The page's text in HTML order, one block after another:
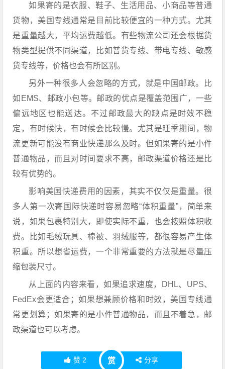
如果寄的是衣服、鞋子、生活用品、小商品等普通
货物，美国专线通常是目前比较便宜的一种方式。尤其
是重量越大，平均运费越低。有些物流公司还会根据货
物类型提供不同渠道，比如普货专线、带电专线、敏感
货专线等，价格也会有所区别。
另外一种很多人会忽略的方式，就是中国邮政。比
如EMS、邮政小包等。邮政的优点是覆盖范围广，一些
偏远地区也能送达。不过邮政最大的缺点是时效不稳
定，有时候快，有时候会比较慢。尤其是旺季期间，物
流更新可能没有商业快递那么及时。但如果寄的是小件
普通物品，而且对时间要求不高，邮政渠道价格还是比
较有优势的。
影响美国快递费用的因素，其实不仅仅是重量。很
多人第一次寄国际快递时容易忽略“体积重量”，简单来
说，如果包裹特别大，即使实际不重，也会按照体积收
费。比如毛绒玩具、棉被、羽绒服等，都很容易产生体
积重。所以想省运费，一个非常重要的方法就是尽量压
缩包装尺寸。
从上面的内容来看，如果追求速度，DHL、UPS、
FedEx会更适合；如果想兼顾价格和时效，美国专线通
常更划算；如果寄的是小件普通物品，而且不着急，邮
政渠道也可以考虑。
赞 2 赏 分享